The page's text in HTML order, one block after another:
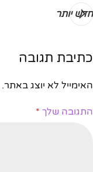
חדש יותר
כתיבת תגובה
האימייל לא יוצג באתר.
התגובה שלך *